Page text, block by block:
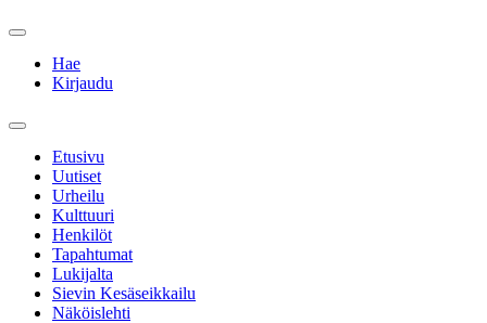
Hae
Kirjaudu
Etusivu
Uutiset
Urheilu
Kulttuuri
Henkilöt
Tapahtumat
Lukijalta
Sievin Kesäseikkailu
Näköislehti